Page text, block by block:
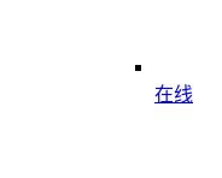
在线